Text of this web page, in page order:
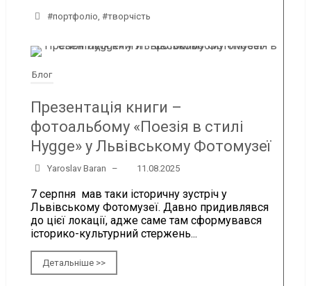
#портфоліо,#творчість
Блог
Презентація книги –
фотоальбому «Поезія в стилі
Hygge» у Львівському Фотомузеї
Yaroslav Baran – 11.08.2025
7 серпня мав таки історичну зустріч у
Львівському Фотомузеї. Давно придивлявся
до цієї локації, адже саме там сформувався
історико-культурний стержень...
Детальніше >>